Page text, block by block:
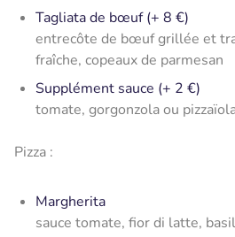
Tagliata de bœuf (+ 8 €)
entrecôte de bœuf grillée et
fraîche, copeaux de parmesan
Supplément sauce (+ 2 €)
tomate, gorgonzola ou
Pizza :
Margherita
sauce tomate, fior di latte,